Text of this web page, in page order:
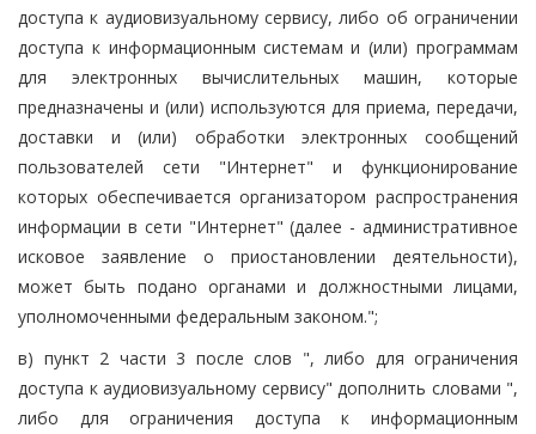
доступа к аудиовизуальному сервису, либо об ограничении
доступа к информационным системам и (или) программам
для электронных вычислительных машин, которые
предназначены и (или) используются для приема, передачи,
доставки и (или) обработки электронных сообщений
пользователей сети "Интернет" и функционирование
которых обеспечивается организатором распространения
информации в сети "Интернет" (далее - административное
исковое заявление о приостановлении деятельности),
может быть подано органами и должностными лицами,
уполномоченными федеральным законом.";
в) пункт 2 части 3 после слов ", либо для ограничения
доступа к аудиовизуальному сервису" дополнить словами ",
либо для ограничения доступа к информационным